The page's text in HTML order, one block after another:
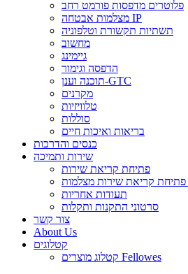
פלוטרים מדפסות פורמט רחב
מצלמות אבטחה IP
תשתיות תקשורת וטלפוניה
מחשוב
גיימינג
הדפסה וגימור
תוכנה וענן-GTC
מקרנים
טלוויזיות
סוללות
בריאות ואיכות חיים
כנסים והדרכות
שירות ותמיכה
פתיחת קריאת שירות
תעודות אחריות
סרטוני התקנות ותקלות
צור קשר
About Us
קטלוגים
קטלוג מוצרים Fellowes